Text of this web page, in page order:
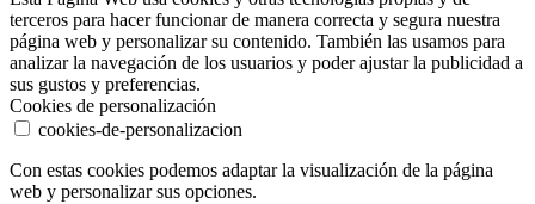
terceros para hacer funcionar de manera correcta y segura nuestra
página web y personalizar su contenido. También las usamos para
analizar la navegación de los usuarios y poder ajustar la publicidad a
sus gustos y preferencias.
Cookies de personalización
cookies-de-personalizacion
Con estas cookies podemos adaptar la visualización de la página
web y personalizar sus opciones.